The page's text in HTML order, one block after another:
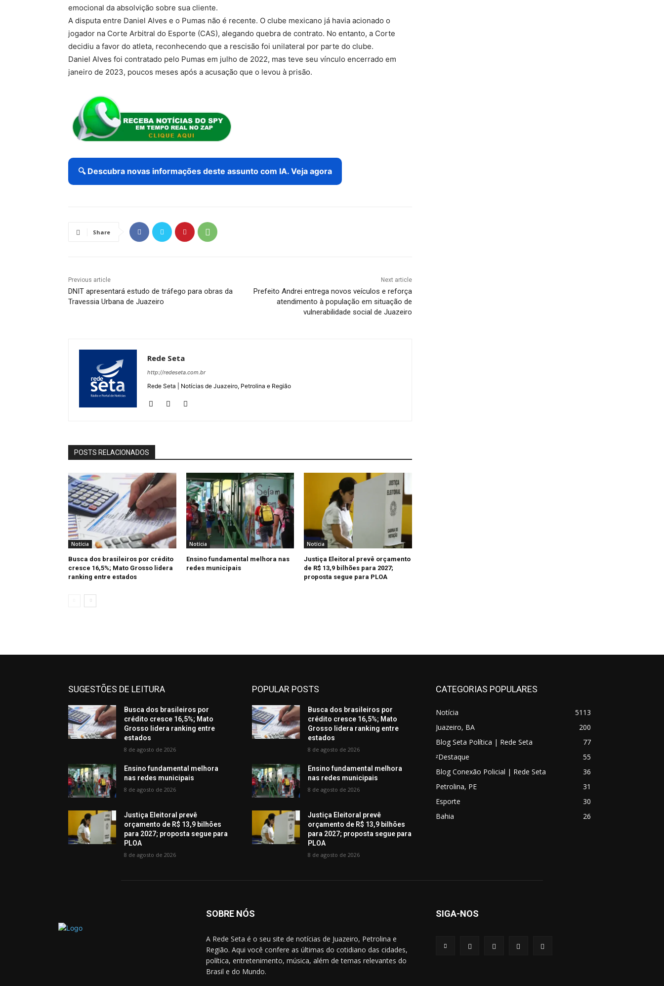
emocional da absolvição sobre sua cliente.
A disputa entre Daniel Alves e o Pumas não é recente. O clube mexicano já havia acionado o
jogador na Corte Arbitral do Esporte (CAS), alegando quebra de contrato. No entanto, a Corte
decidiu a favor do atleta, reconhecendo que a rescisão foi unilateral por parte do clube.
Daniel Alves foi contratado pelo Pumas em julho de 2022, mas teve seu vínculo encerrado em
janeiro de 2023, poucos meses após a acusação que o levou à prisão.
🔍 Descubra novas informações deste assunto com IA. Veja agora
Share
Previous article
DNIT apresentará estudo de tráfego para obras da
Travessia Urbana de Juazeiro
Next article
Prefeito Andrei entrega novos veículos e reforça
atendimento à população em situação de
vulnerabilidade social de Juazeiro
Rede Seta
http://redeseta.com.br
Rede Seta | Notícias de Juazeiro, Petrolina e Região
POSTS RELACIONADOS
Notícia
Busca dos brasileiros por crédito
cresce 16,5%; Mato Grosso lidera
ranking entre estados
Notícia
Ensino fundamental melhora nas
redes municipais
Notícia
Justiça Eleitoral prevê orçamento
de R$ 13,9 bilhões para 2027;
proposta segue para PLOA
SUGESTÕES DE LEITURA
Busca dos brasileiros por
crédito cresce 16,5%; Mato
Grosso lidera ranking entre
estados
8 de agosto de 2026
Ensino fundamental melhora
nas redes municipais
8 de agosto de 2026
Justiça Eleitoral prevê
orçamento de R$ 13,9 bilhões
para 2027; proposta segue para
PLOA
8 de agosto de 2026
POPULAR POSTS
Busca dos brasileiros por
crédito cresce 16,5%; Mato
Grosso lidera ranking entre
estados
8 de agosto de 2026
Ensino fundamental melhora
nas redes municipais
8 de agosto de 2026
Justiça Eleitoral prevê
orçamento de R$ 13,9 bilhões
para 2027; proposta segue para
PLOA
8 de agosto de 2026
CATEGORIAS POPULARES
Notícia
5113
Juazeiro, BA
200
Blog Seta Política | Rede Seta
77
ᶻDestaque
55
Blog Conexão Policial | Rede Seta
36
Petrolina, PE
31
Esporte
30
Bahia
26
SOBRE NÓS
A Rede Seta é o seu site de notícias de Juazeiro, Petrolina e
Região. Aqui você confere as últimas do cotidiano das cidades,
política, entretenimento, música, além de temas relevantes do
Brasil e do Mundo.
SIGA-NOS